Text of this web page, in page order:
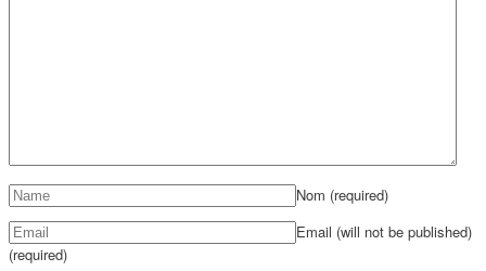
Nom (required)
Email (will not be published)
(required)